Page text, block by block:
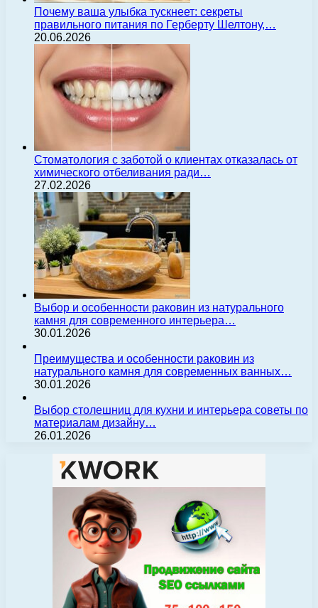
Почему ваша улыбка тускнеет: секреты
правильного питания по Герберту Шелтону,…
20.06.2026
Стоматология с заботой о клиентах отказалась от
химического отбеливания ради…
27.02.2026
Выбор и особенности раковин из натурального
камня для современного интерьера…
30.01.2026
Преимущества и особенности раковин из
натурального камня для современных ванных…
30.01.2026
Выбор столешниц для кухни и интерьера советы по
материалам дизайну…
26.01.2026